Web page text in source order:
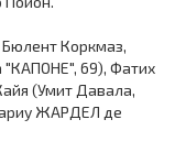
Коркмаз,
"КАПОНЕ", 69), Фатих
(Умит Давала,
ЖАРДЕЛ де